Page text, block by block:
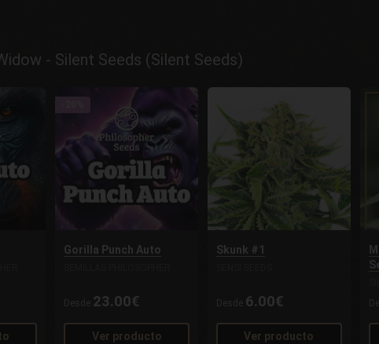
- Silent Seeds (Silent Seeds)
Gorilla Punch Auto
Desde 23.00€
Ver producto
Skunk #1
Desde 6.00€
Ver producto